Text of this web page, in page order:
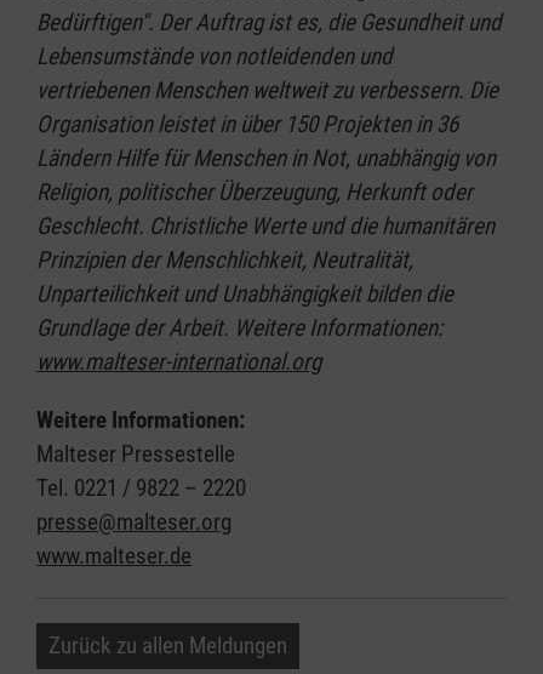
Bedürftigen". Der Auftrag ist es, die Gesundheit und
Lebensumstände von notleidenden und
vertriebenen Menschen weltweit zu verbessern. Die
Organisation leistet in über 150 Projekten in 36
Ländern Hilfe für Menschen in Not, unabhängig von
Religion, politischer Überzeugung, Herkunft oder
Geschlecht. Christliche Werte und die humanitären
Prinzipien der Menschlichkeit, Neutralität,
Unparteilichkeit und Unabhängigkeit bilden die
Grundlage der Arbeit. Weitere Informationen:
www.malteser-international.org
Weitere Informationen:
Malteser Pressestelle
Tel. 0221 / 9822 – 2220
presse@malteser.org
www.malteser.de
Zurück zu allen Meldungen